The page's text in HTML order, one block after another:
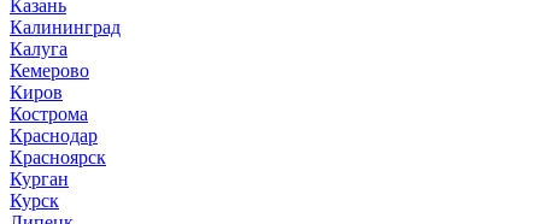
Казань
Калининград
Калуга
Кемерово
Киров
Кострома
Краснодар
Красноярск
Курган
Курск